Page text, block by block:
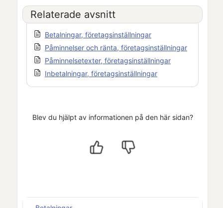
Relaterade avsnitt
Betalningar, företagsinställningar
Påminnelser och ränta, företagsinställningar
Påminnelsetexter, företagsinställningar
Inbetalningar, företagsinställningar
Blev du hjälpt av informationen på den här sidan?